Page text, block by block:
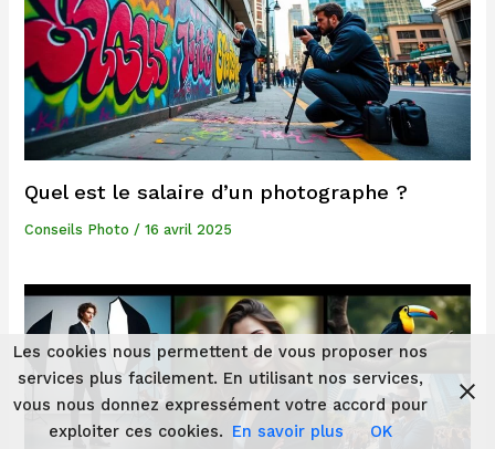
Quel est le salaire d’un photographe ?
Conseils Photo /16 avril 2025
Les cookies nous permettent de vous proposer nos
services plus facilement. En utilisant nos services,
vous nous donnez expressément votre accord pour
exploiter ces cookies. En savoir plus OK